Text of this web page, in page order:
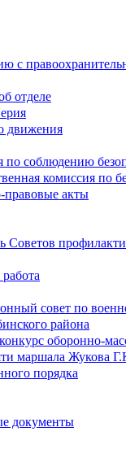
с
отделе
движения
соблюдению
комиссия по
акты
Советов
совет по
района
оборонно-
маршала Жукова
порядка
документы